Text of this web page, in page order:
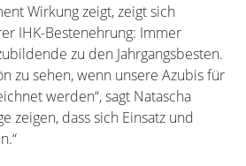
Wirkung zeigt, zeigt sich
IHK-Bestenehrung: Immer
zu den Jahrgangsbesten.
zu sehen, wenn unsere Azubis für
werden“, sagt Natascha
zeigen, dass sich Einsatz und